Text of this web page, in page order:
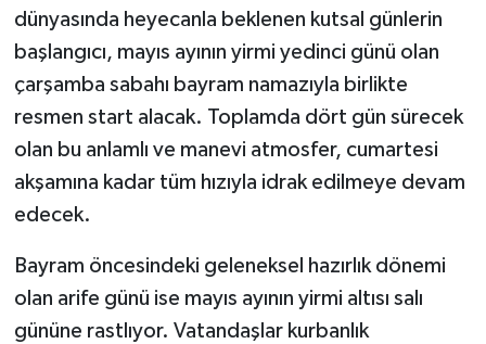
dünyasında heyecanla beklenen kutsal günlerin
başlangıcı, mayıs ayının yirmi yedinci günü olan
çarşamba sabahı bayram namazıyla birlikte
resmen start alacak. Toplamda dört gün sürecek
olan bu anlamlı ve manevi atmosfer, cumartesi
akşamına kadar tüm hızıyla idrak edilmeye devam
edecek.
Bayram öncesindeki geleneksel hazırlık dönemi
olan arife günü ise mayıs ayının yirmi altısı salı
gününe rastlıyor. Vatandaşlar kurbanlık